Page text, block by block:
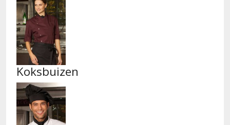
Koksbuizen